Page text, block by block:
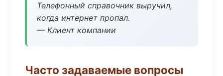
Телефонный справочник выручил,
когда интернет пропал.
— Клиент компании
Часто задаваемые вопросы